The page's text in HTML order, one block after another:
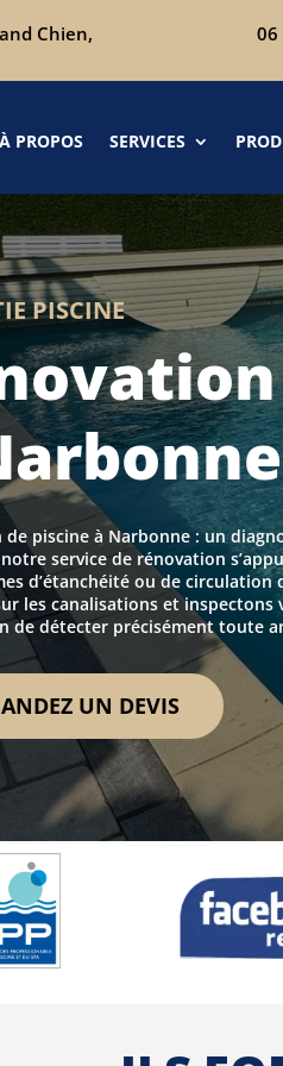
Chien,
06
À PROPOS SERVICES
PISCINE
de piscine à Narbonne : un
service de rénovation
d’étanchéité ou de circulation
les canalisations et inspectons
de détecter précisément toute
UN DEVIS